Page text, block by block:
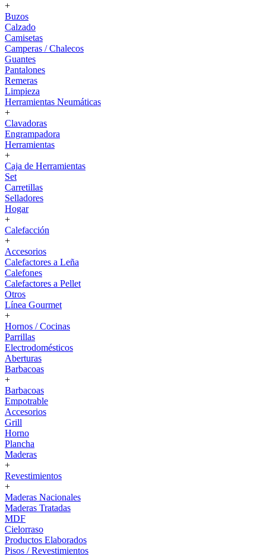
+
Buzos
Calzado
Camisetas
Camperas / Chalecos
Guantes
Pantalones
Remeras
Limpieza
Herramientas Neumáticas
+
Clavadoras
Engrampadora
Herramientas
+
Caja de Herramientas
Set
Carretillas
Selladores
Hogar
+
Calefacción
+
Accesorios
Calefactores a Leña
Calefones
Calefactores a Pellet
Otros
Línea Gourmet
+
Hornos / Cocinas
Parrillas
Electrodomésticos
Aberturas
Barbacoas
+
Barbacoas
Empotrable
Accesorios
Grill
Horno
Plancha
Maderas
+
Revestimientos
+
Maderas Nacionales
Maderas Tratadas
MDF
Cielorraso
Productos Elaborados
Pisos / Revestimientos